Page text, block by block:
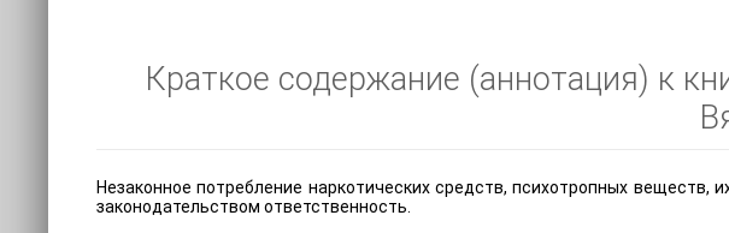
Краткое содержание (аннотация) к
Незаконное потребление наркотических средств, психотропных
законодательством ответственность.